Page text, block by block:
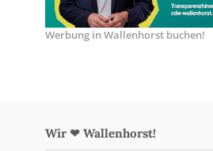
Werbung in Wallenhorst buchen!
Wir ❤ Wallenhorst!